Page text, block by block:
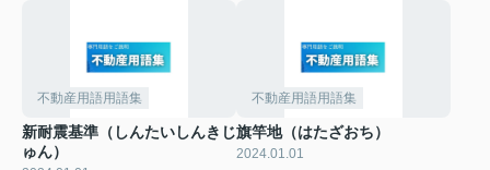
不動産用語用語集
新耐震基準（しんたいしんきじ
ゅん）
不動産用語用語集
旗竿地（はたざおち）
2024.01.01